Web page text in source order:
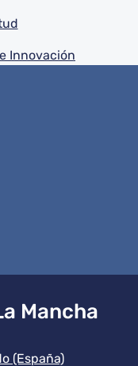
Innovación
Mancha
(España)